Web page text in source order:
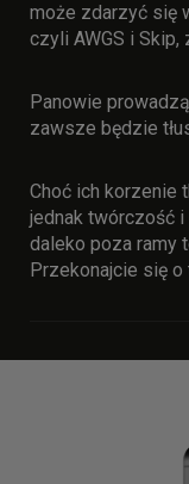
może zdarzyć się
czyli AWGS i Skip,
Panowie
zawsze będzie
Choć ich korzenie
jednak twórczość
daleko poza ramy
Przekonajcie się